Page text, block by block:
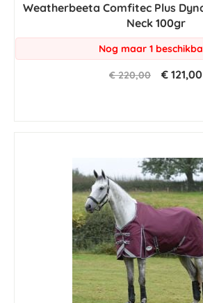
rating
Weatherbeeta Comfitec Plus
Neck 100gr
Nog maar 1
€ 220,00 € 121,00